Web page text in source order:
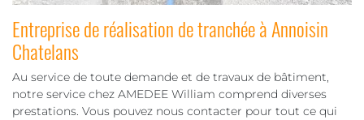
Entreprise de réalisation de tranchée à Annoisin
Chatelans
Au service de toute demande et de travaux de bâtiment,
notre service chez AMEDEE William comprend diverses
prestations. Vous pouvez nous contacter pour tout ce qui